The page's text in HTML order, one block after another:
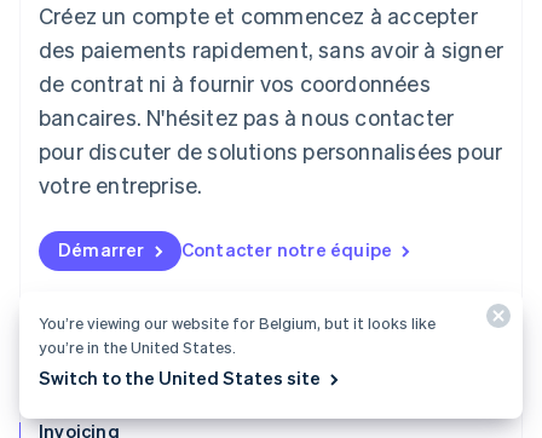
Créez un compte et commencez à accepter
des paiements rapidement, sans avoir à signer
de contrat ni à fournir vos coordonnées
bancaires. N'hésitez pas à nous contacter
pour discuter de solutions personnalisées pour
votre entreprise.
Démarrer Contacter notre équipe
Invoicing
English
Liechtenstein
Deutsch English
Lituanie
English
Luxembourg
FrançaisDeutschEnglish
Malaisie
Malte
English
Mexique
Norvège
English
Nouvelle-Zélande
Pays-Bas
You’re viewing our website for Belgium, but it looks like
you’re in the United States.
Switch to the United States site